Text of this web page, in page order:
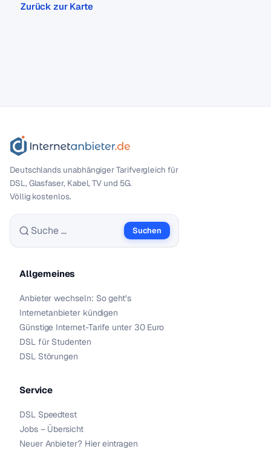
Zurück zur Karte
Deutschlands unabhängiger Tarif­vergleich für
DSL, Glasfaser, Kabel, TV und 5G.
Völlig kostenlos.
Suche nach:
Suchen
Allgemeines
Anbieter wechseln: So geht’s
Internetanbieter kündigen
Günstige Internet-Tarife unter 30 Euro
DSL für Studenten
DSL Störungen
Service
DSL Speedtest
Jobs – Übersicht
Neuer Anbieter? Hier eintragen